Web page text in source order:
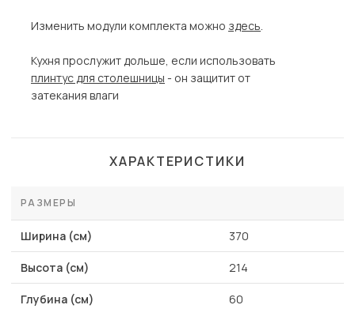
Изменить модули комплекта можно здесь.
Кухня прослужит дольше, если использовать
плинтус для столешницы - он защитит от
затекания влаги
ХАРАКТЕРИСТИКИ
РАЗМЕРЫ
Ширина (см) 370
Высота (см) 214
Глубина (см) 60